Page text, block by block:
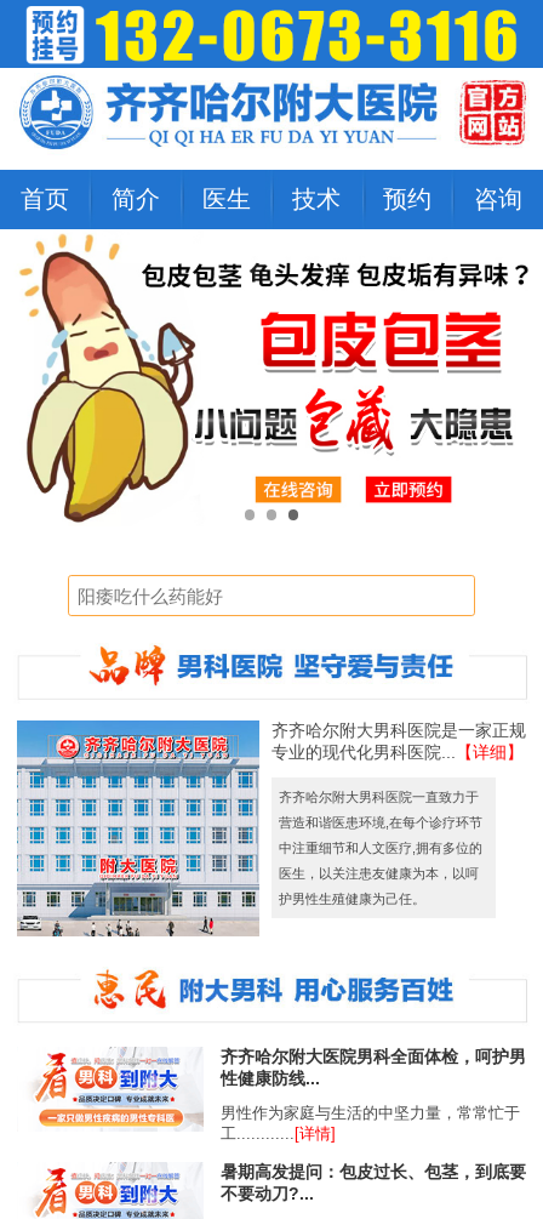
首页 简介 医生 技术 预约 咨询
齐齐哈尔附大男科医院是一家正规
专业的现代化男科医院...
【详细】
齐齐哈尔附大男科医院一直致力于
营造和谐医患环境,在每个诊疗环节
中注重细节和人文医疗,拥有多位的
医生，以关注患友健康为本，以呵
护男性生殖健康为己任。
齐齐哈尔附大医院男科全面体检，呵护男
性健康防线...
男性作为家庭与生活的中坚力量，常常忙于
工............ [详情]
暑期高发提问：包皮过长、包茎，到底要
不要动刀?...